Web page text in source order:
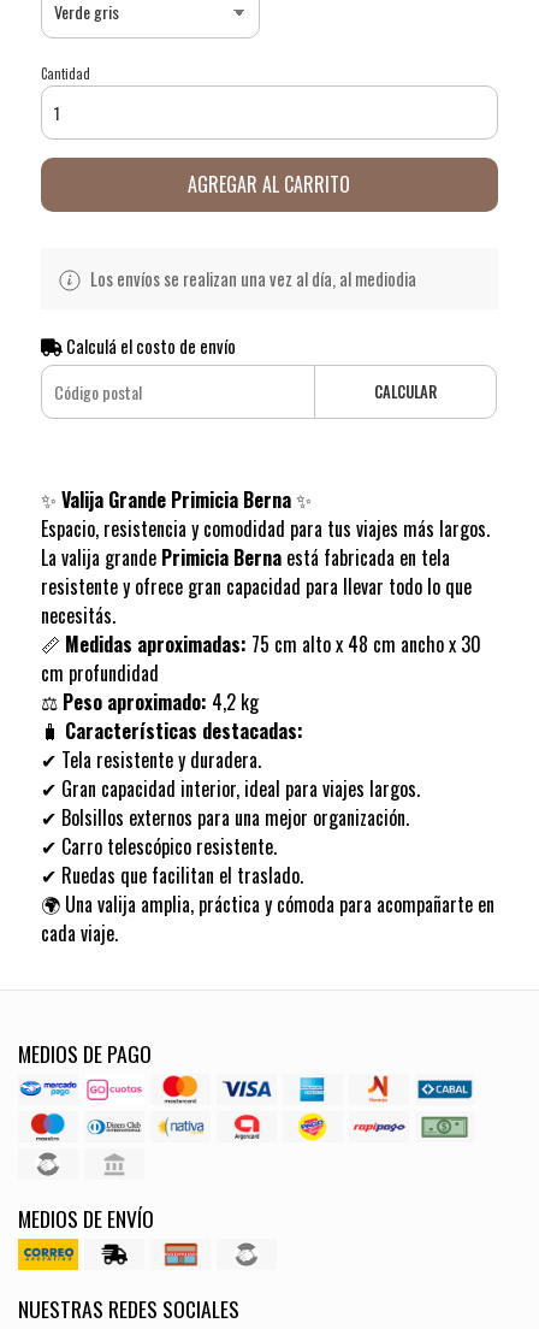
Cantidad
AGREGAR AL CARRITO
Los envíos se realizan una vez al día, al mediodia
Calculá el costo de envío
CALCULAR
✨ Valija Grande Primicia Berna✨
Espacio, resistencia y comodidad para tus viajes más largos.
La valija grande Primicia Bernaestá fabricada en tela
resistente y ofrece gran capacidad para llevar todo lo que
necesitás.
📏 Medidas aproximadas: 75 cm alto x 48 cm ancho x 30
cm profundidad
⚖️ Peso aproximado: 4,2 kg
🧳 Características destacadas:
✔ Tela resistente y duradera.
✔ Gran capacidad interior, ideal para viajes largos.
✔ Bolsillos externos para una mejor organización.
✔ Carro telescópico resistente.
✔ Ruedas que facilitan el traslado.
🌍 Una valija amplia, práctica y cómoda para acompañarte en
cada viaje.
MEDIOS DE PAGO
MEDIOS DE ENVÍO
NUESTRAS REDES SOCIALES